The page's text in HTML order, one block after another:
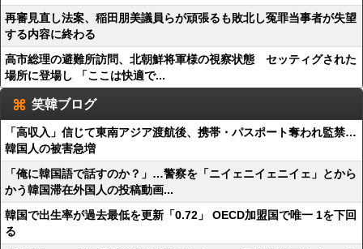
再審見直し法案、稲田朋美議員らが頑張るも敗北し冤罪当事者が失望
する内容に終わる
高市総理の避難所訪問、北朝鮮将軍様の視察状態 セッティグされた
場所に登場し 「ここは快適で...
笑韓ブログ
「高収入」信じて東南アジア渡航後、携帯・パスポート奪われ監禁…
韓国人の被害急増
「俺に韓国語で話すのか？」…警察を「ニイェニイェニイェ」とから
かう韓国滞在外国人の投稿動画...
韓国で出生率が過去最低を更新「0.72」 OECD加盟国で唯一 1を下回
る